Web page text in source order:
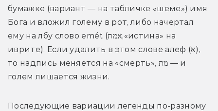
бумажке (вариант — на табличке «шеме») имя
Бога и вложил голему в рот, либо начертал
ему на лбу слово emét (אמת,«истина» на
иврите). Если удалить в этом слове алеф
(א) ,
то надпись меняется на «смерть», מת — и
голем лишается жизни.
Последующие вариации легенды по-разному